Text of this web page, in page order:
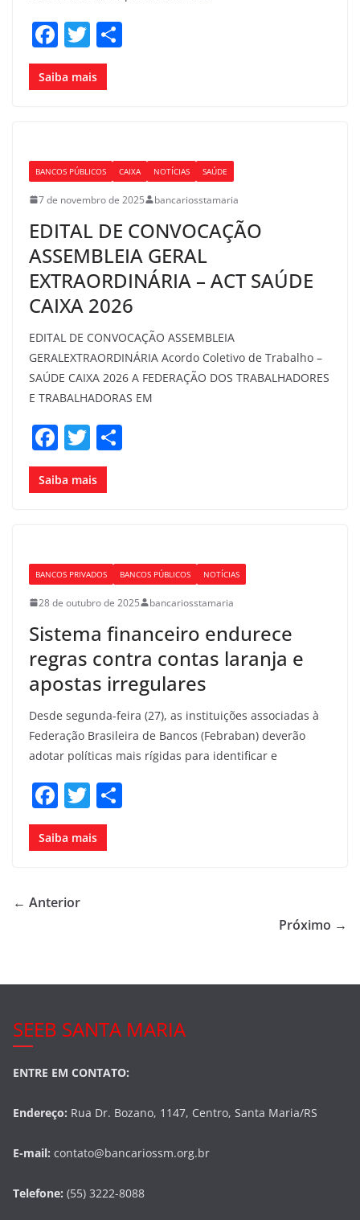
F
a
c
o
o
k
T
w
itt
Saiba mais
BANCOS PÚBLICOS CAIXA NOTÍCIAS SAÚDE
7 de novembro de 2025 bancariosstamaria
EDITAL DE CONVOCAÇÃO
ASSEMBLEIA GERAL
EXTRAORDINÁRIA – ACT SAÚDE
CAIXA 2026
EDITAL DE CONVOCAÇÃO ASSEMBLEIA
GERALEXTRAORDINÁRIA Acordo Coletivo de Trabalho –
SAÚDE CAIXA 2026 A FEDERAÇÃO DOS TRABALHADORES
E TRABALHADORAS EM
F
a
c
o
o
k
T
w
itt
Saiba mais
BANCOS PRIVADOS BANCOS PÚBLICOS NOTÍCIAS
28 de outubro de 2025 bancariosstamaria
Sistema financeiro endurece
regras contra contas laranja e
apostas irregulares
Desde segunda-feira (27), as instituições associadas à
Federação Brasileira de Bancos (Febraban) deverão
adotar políticas mais rígidas para identificar e
F
a
c
b
k
T
w
itt
Saiba mais
← Anterior
Próximo →
SEEB SANTA MARIA
ENTRE EM CONTATO:
Endereço: Rua Dr. Bozano, 1147, Centro, Santa Maria/RS
E-mail: contato@bancariossm.org.br
Telefone: (55) 3222-8088